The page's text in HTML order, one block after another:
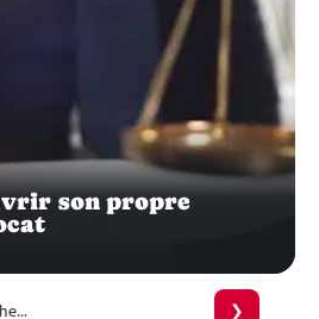
son propre